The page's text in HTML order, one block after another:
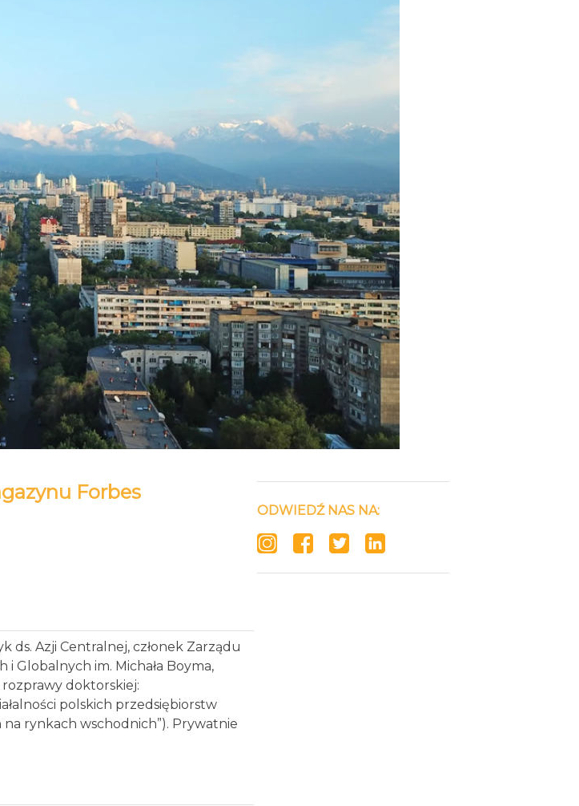
Forbes
ds. Azji Centralnej, członek Zarządu
Globalnych im. Michała Boyma,
doktorskiej:
polskich przedsiębiorstw
rynkach wschodnich”). Prywatnie
ODWIEDŹ NAS NA: